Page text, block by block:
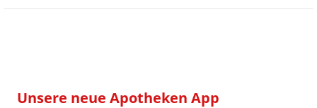
Unsere neue Apotheken App